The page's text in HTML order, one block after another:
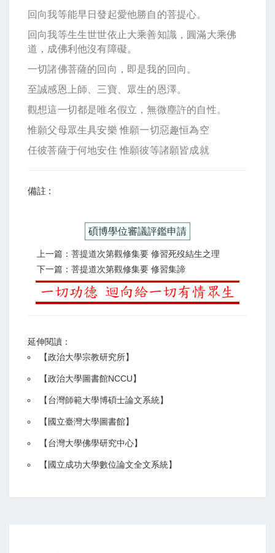
回向我等能早日發起愛他勝自的菩提心。
回向我等生生世世依止大乘善知識，圓滿大乘佛
道，成佛利他沒有障礙。
一切諸佛菩薩的回向，即是我的回向。
至誠感恩上師、三寶、眾生的恩澤。
觀想這一切都是唯名假立，無微塵許的自性。
惟願父母眾生具安樂 惟願一切惡趣恒為空
任彼菩薩于何地安住 惟願彼等諸願皆成就
備註 :
碩博學位審議評鑑申請
上一篇：菩提道次第觀修集要 修習死歿結生之理
下一篇：菩提道次第觀修集要 修習集諦
延伸閱讀：
【政治大學宗教研究所】
【政治大學圖書館NCCU】
【台灣師範大學博碩士論文系統】
【 國立臺灣大學圖書館】
【台灣大學佛學研究中心】
【 國立成功大學數位論文全文系統】